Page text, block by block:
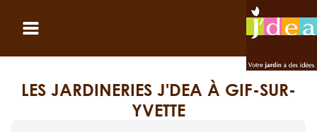
LES JARDINERIES J'DEA À GIF-SUR-
YVETTE